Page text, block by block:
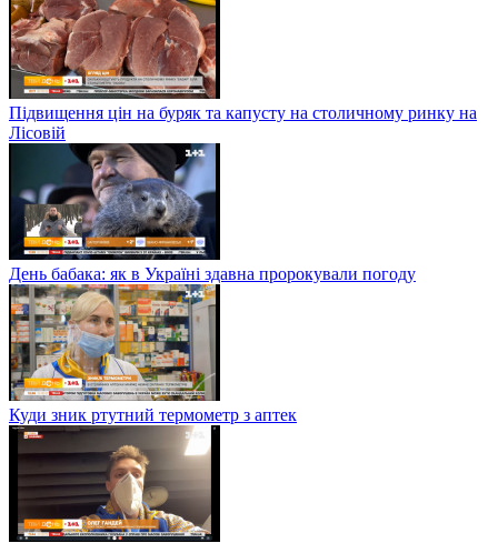
Підвищення цін на буряк та капусту на столичному ринку на
Лісовій
День бабака: як в Україні здавна пророкували погоду
Куди зник ртутний термометр з аптек